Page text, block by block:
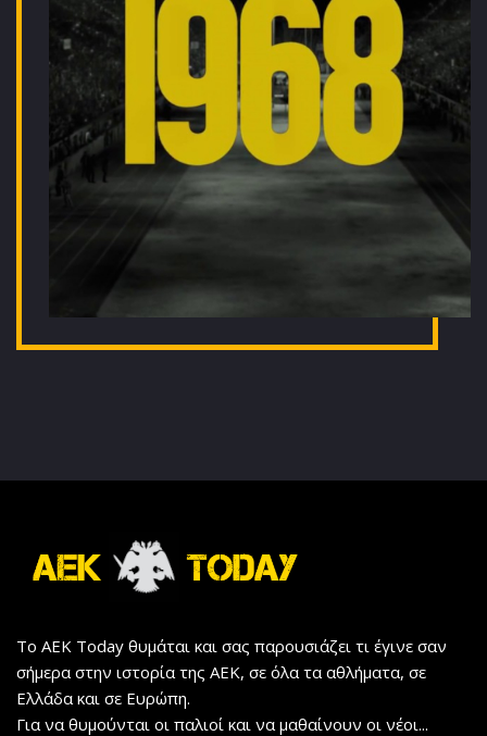
Το AEK Today θυμάται και σας παρουσιάζει τι έγινε σαν
σήμερα στην ιστορία της ΑΕΚ, σε όλα τα αθλήματα, σε
Ελλάδα και σε Ευρώπη.
Για να θυμούνται οι παλιοί και να μαθαίνουν οι νέοι...